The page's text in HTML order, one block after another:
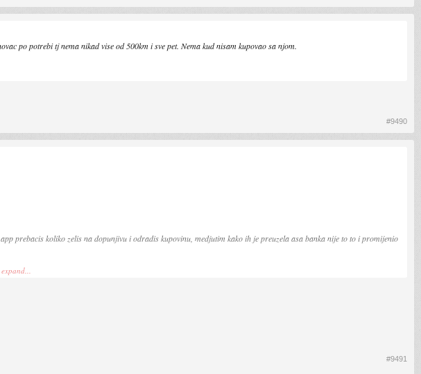
po potrebi tj nema nikad vise od 500km i sve pet. Nema kud nisam kupovao sa njom.
#9490
prebacis koliko zelis na dopunjivu i odradis kupovinu, medjutim kako ih je preuzela asa banka nije to to i promijenio
#9491